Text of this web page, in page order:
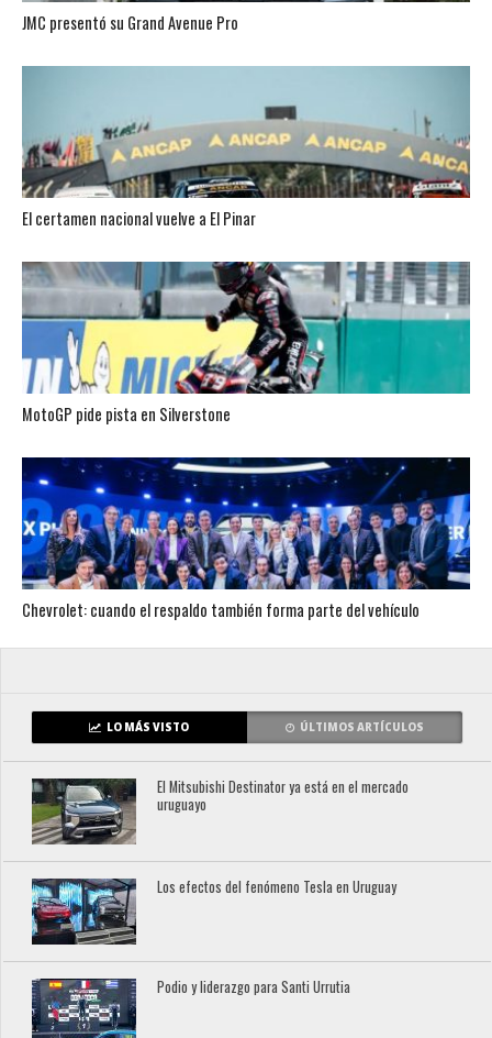
JMC presentó su Grand Avenue Pro
El certamen nacional vuelve a El Pinar
MotoGP pide pista en Silverstone
Chevrolet: cuando el respaldo también forma parte del vehículo
LO MÁS VISTO ÚLTIMOS ARTÍCULOS
El Mitsubishi Destinator ya está en el mercado
uruguayo
Los efectos del fenómeno Tesla en Uruguay
Podio y liderazgo para Santi Urrutia